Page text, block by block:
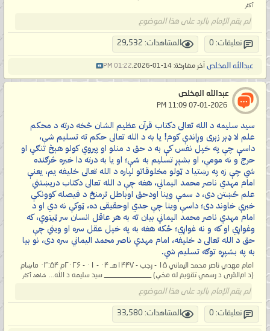
أكثر
لم يقم الإمام بالرد على هذا الموضوع
تعليقات: 0 المشاهدات: 29,532
عبدالله المخلص آخر مشاركة: 14-01-2026, 01:22 PM
عبدالله المخلص
سید سلیمه د الله تعالی دکتاب قرآن عظیم الشان څخه درته د محکم
علم لا ډېر زېرى وړاندې کوم! یا به د الله تعالی حکم ته تسلیم شې،
داسې چې په خپل نفس کې به د حق د منلو او پیروي کولو هېڅ تنګي او
حرج و نه مومې، او بشپړ تسلیم به شې؛ او یا به درته دا خبره څرګنده
شي چې زه په رښتیا د ټولو مخلوقاتو لپاره د الله تعالی خلیفه یم، یعنې
امام مهدي ناصر محمد اليماني، هغه چې د الله تعالی دکتاب دریښتني
علم څښتن دی، د سمې وینا اودحق اوباطل ترمنځ د فیصله کوونکې
خبرې خاوند دی؛ داسې وینا چې جدي اوحقیقی ده، ټوکې نه دي او د
امام مهدي ناصر محمد اليماني بیان ته به هر عاقل انسان سر ټیټوي، که
وغواړي او که و نه غواړي؛ ځکه هغه به په خپل عقل سره او ویني چې
حق د الله تعالی د خلیفه، امام مهدي ناصر محمد اليماني سره دی، نو بیا
به په بشپړه توګه تسلیم شي.
امام مهدي ناصر محمد اليماني ۱۵ - رجب - ۱۴۴۷هـ ۰۴ - ۰۱ - ۲۰۲۶م ۰۳:۵۴ ماښام
(د ام‌القرى د رسمي تقویم له مخې) _____________ سید سلیمه د الله... شاهد أكثر
لم يقم الإمام بالرد على هذا الموضوع
تعليقات: 0 المشاهدات: 33,580